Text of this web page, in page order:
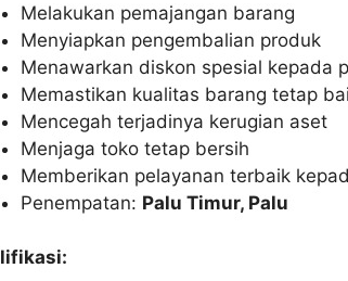
Melakukan pemajangan barang
Menyiapkan pengembalian produk
Menawarkan diskon spesial kepada
Memastikan kualitas barang tetap
Mencegah terjadinya kerugian aset
Menjaga toko tetap bersih
Memberikan pelayanan terbaik
Penempatan: Palu Timur, Palu